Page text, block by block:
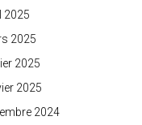
2025
2025
2025
2025
2024